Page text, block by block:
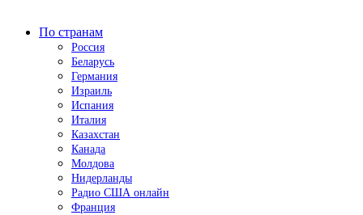
По странам
Россия
Беларусь
Германия
Израиль
Испания
Италия
Казахстан
Канада
Молдова
Нидерланды
Радио США онлайн
Франция